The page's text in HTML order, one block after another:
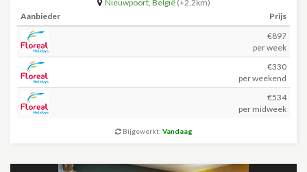
Nieuwpoort, België (+2.2km)
Aanbieder
Prijs
€897
per week
€330
per weekend
€534
per midweek
Bijgewerkt: Vandaag